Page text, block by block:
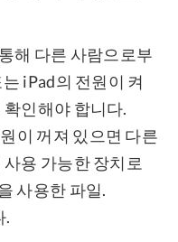
해 다른 사람으로부
iPad의 전원이 켜
인해야 합니다.
이 꺼져 있으면 다른
용 가능한 장치로
사용한 파일.
.